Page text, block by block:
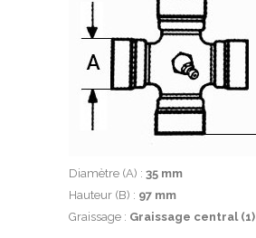
Diamètre (A) : 35 mm
Hauteur (B) : 97 mm
Graissage : Graissage central (1)